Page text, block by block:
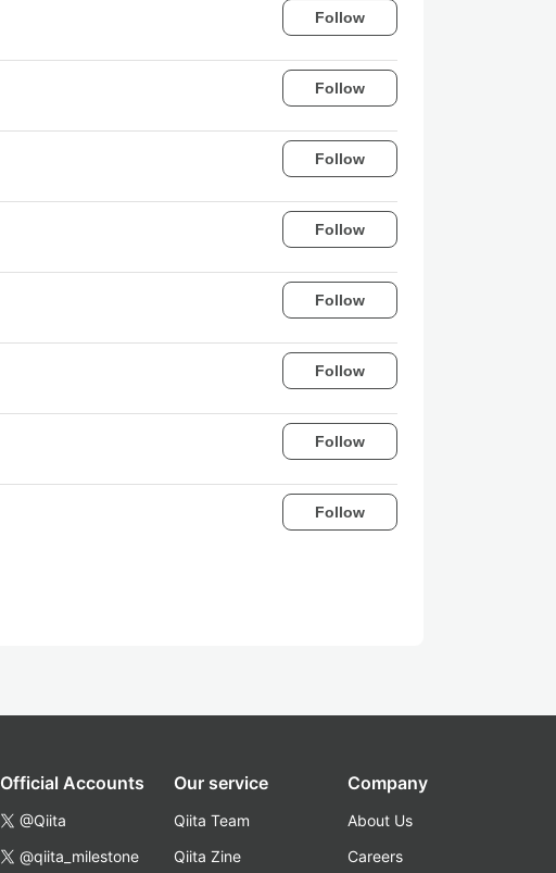
Follow
Follow
Follow
Follow
Follow
Follow
Follow
Follow
Official Accounts
@Qiita
@qiita_milestone
Our service
Qiita Team
Qiita Zine
Company
About Us
Careers